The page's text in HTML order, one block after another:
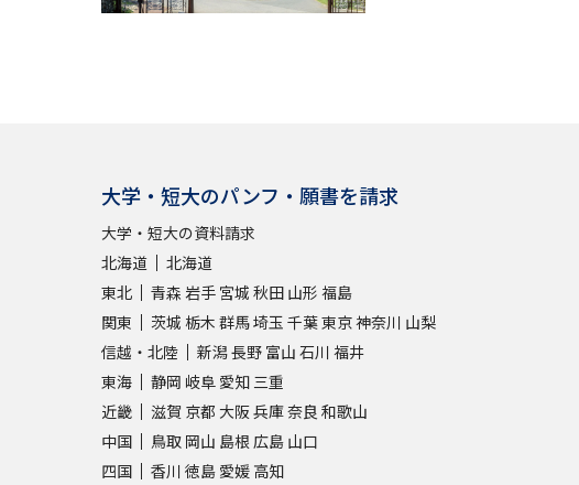
大学・短大のパンフ・願書を請求
大学・短大の資料請求
北海道
北海道
東北
青森 岩手 宮城 秋田 山形 福島
関東
茨城 栃木 群馬埼玉 千葉東京神奈川 山梨
信越・北陸
新潟長野 富山 石川 福井
東海
静岡 岐阜 愛知 三重
近畿
滋賀 京都 大阪兵庫奈良 和歌山
中国
鳥取 岡山 島根 広島 山口
四国
香川 徳島 愛媛 高知